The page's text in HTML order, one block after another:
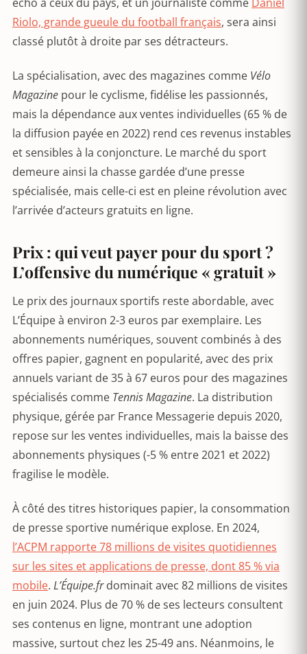
Riolo, grande gueule du football français, sera ainsi
classé plutôt à droite par ses détracteurs.
La spécialisation, avec des magazines comme Vélo
Magazine pour le cyclisme, fidélise les passionnés,
mais la dépendance aux ventes individuelles (65 % de
la diffusion payée en 2022) rend ces revenus instables
et sensibles à la conjoncture. Le marché du sport
demeure ainsi la chasse gardée d’une presse
spécialisée, mais celle-ci est en pleine révolution avec
l’arrivée d’acteurs gratuits en ligne.
Prix : qui veut payer pour du sport ?
L’offensive du numérique « gratuit »
Le prix des journaux sportifs reste abordable, avec
L’Équipe à environ 2-3 euros par exemplaire. Les
abonnements numériques, souvent combinés à des
offres papier, gagnent en popularité, avec des prix
annuels variant de 35 à 67 euros pour des magazines
spécialisés comme Tennis Magazine. La distribution
physique, gérée par France Messagerie depuis 2020,
repose sur les ventes individuelles, mais la baisse des
abonnements physiques (-5 % entre 2021 et 2022)
fragilise le modèle.
À côté des titres historiques papier, la consommation
de presse sportive numérique explose. En 2024,
l’ACPM rapporte 78 millions de visites quotidiennes
sur les sites et applications de presse, dont 85 % via
mobile. L’Équipe.frdominait avec 82 millions de visites
en juin 2024. Plus de 70 % de ses lecteurs consultent
ses contenus en ligne, montrant une adoption
massive, surtout chez les 25-49 ans. Néanmoins, le